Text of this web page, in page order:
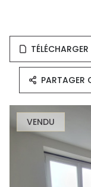
PARTAGER
VENDU